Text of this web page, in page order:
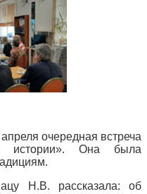
очередная встреча
истории». Она была
Н.В. рассказала: об